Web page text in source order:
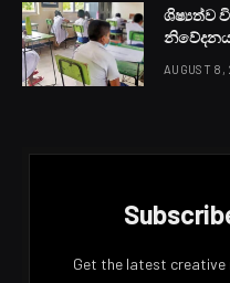
ශිෂ්‍යත්ව
AUGUST
Get the latest creative